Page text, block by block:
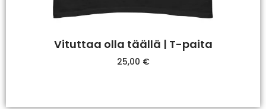
Vituttaa olla täällä | T-paita
25,00 €